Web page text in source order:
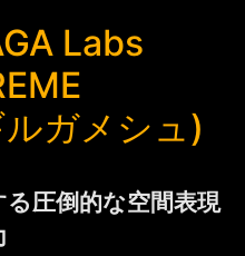
Labs
ガメシュ)
圧倒的な空間表現